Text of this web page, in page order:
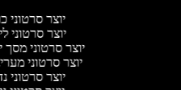
יוצר סרטוני
יוצר סרטוני
יוצר סרטוני מסך
יוצר סרטוני
יוצר סרטוני